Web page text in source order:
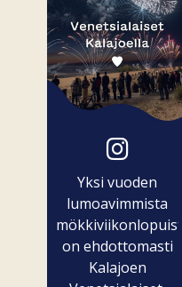
Yksi vuoden
lumoavimmista
mökkiviikonlopuista
on ehdottomasti
Kalajoen